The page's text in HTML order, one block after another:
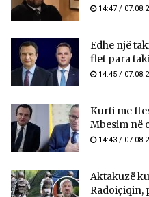
14:47 /
Edhe një
flet para
14:45 /
Kurti me
Mbesim në
14:43 /
Aktakuzë
Radoiçiqin,